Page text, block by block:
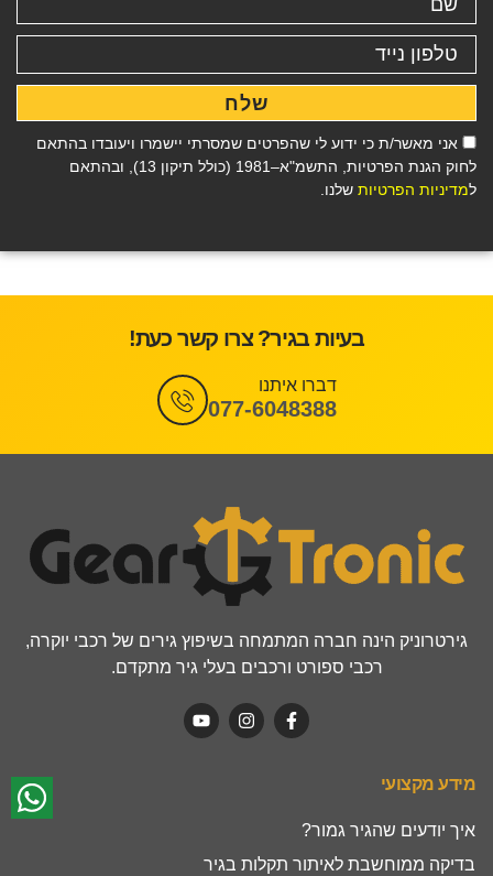
אני מאשר/ת כי ידוע לי שהפרטים שמסרתי יישמרו ויעובדו בהתאם
לחוק הגנת הפרטיות, התשמ"א–1981 (כולל תיקון 13), ובהתאם
למדיניות הפרטיות שלנו.
שלח
בעיות בגיר? צרו קשר כעת!
דברו איתנו
077-6048388
גירטרוניק הינה חברה המתמחה בשיפוץ גירים של רכבי יוקרה,
רכבי ספורט ורכבים בעלי גיר מתקדם.
מידע מקצועי
איך יודעים שהגיר גמור?
בדיקה ממוחשבת לאיתור תקלות בגיר